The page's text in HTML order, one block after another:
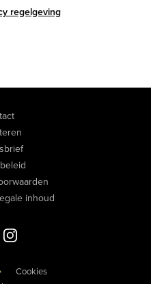
regelgeving
inhoud
Luxevastgoed
Instagram Luxevastgoed
Cookies